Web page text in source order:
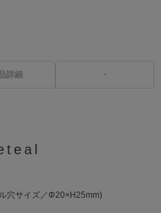
穴サイズ／Φ20×H25mm)
詳細 ・